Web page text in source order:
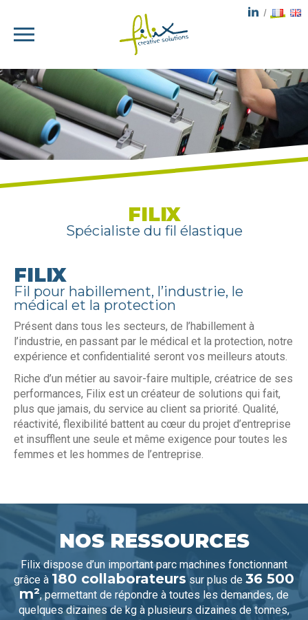
FILIX
Spécialiste du fil élastique
FILIX
Fil pour habillement, l’industrie, le
médical et la protection
Présent dans tous les secteurs, de l’habillement à
l’industrie, en passant par le médical et la protection, notre
expérience et confidentialité seront vos meilleurs atouts.
Riche d’un métier au savoir-faire multiple, créatrice de ses
performances, Filix est un créateur de solutions qui fait,
plus que jamais, du service au client sa priorité. Qualité,
réactivité, flexibilité battent au cœur du projet d’entreprise
et insufflent une seule et même exigence pour toutes les
femmes et les hommes de l’entreprise.
NOS RESSOURCES
Filix dispose d’un important parc machines fonctionnant
grâce à 180 collaborateurssur plus de 36 500
m², permettant de répondre à toutes les demandes, de
quelques dizaines de kg à plusieurs dizaines de tonnes,